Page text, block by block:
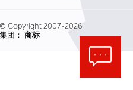
Copyright 2007-2026
团： 商标